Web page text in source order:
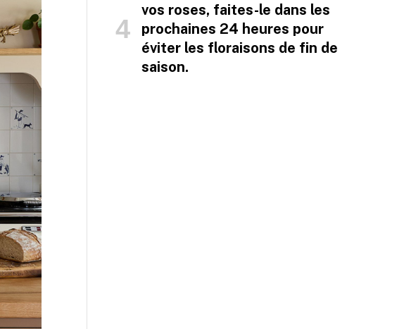
vos roses, faites-le dans les
prochaines 24 heures pour
éviter les floraisons de fin de
saison.